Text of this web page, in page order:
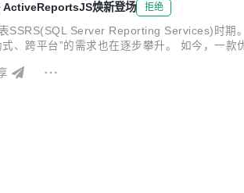
焕新登场 拒绝
SSRS(SQL Server Reporting Services)时
、跨平台”的需求也在逐步攀升。 如今，一